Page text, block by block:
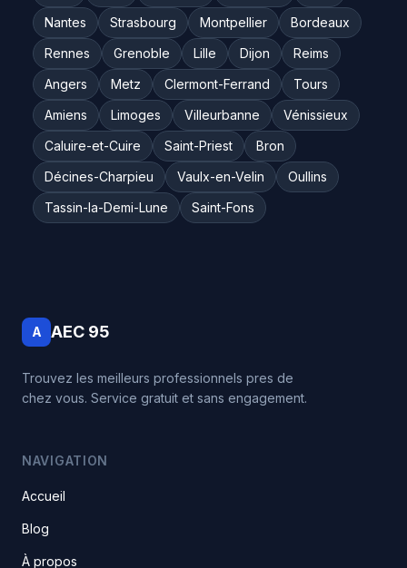
Nantes
Strasbourg Montpellier
Bordeaux
Rennes
Grenoble Lille Dijon
Reims
Angers
Metz Clermont-Ferrand
Tours
Amiens
Limoges Villeurbanne
Vénissieux
Caluire-et-Cuire
Saint-Priest
Bron
Décines-Charpieu
Vaulx-en-Velin
Oullins
Tassin-la-Demi-Lune
Saint-Fons
A AEC 95
Trouvez les meilleurs professionnels pres de
chez vous. Service gratuit et sans engagement.
NAVIGATION
Accueil
Blog
À propos